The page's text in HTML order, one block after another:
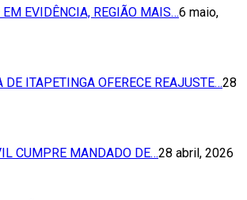
EVIDÊNCIA, REGIÃO MAIS…6 maio,
DE ITAPETINGA OFERECE REAJUSTE…28
CUMPRE MANDADO DE…28 abril, 2026